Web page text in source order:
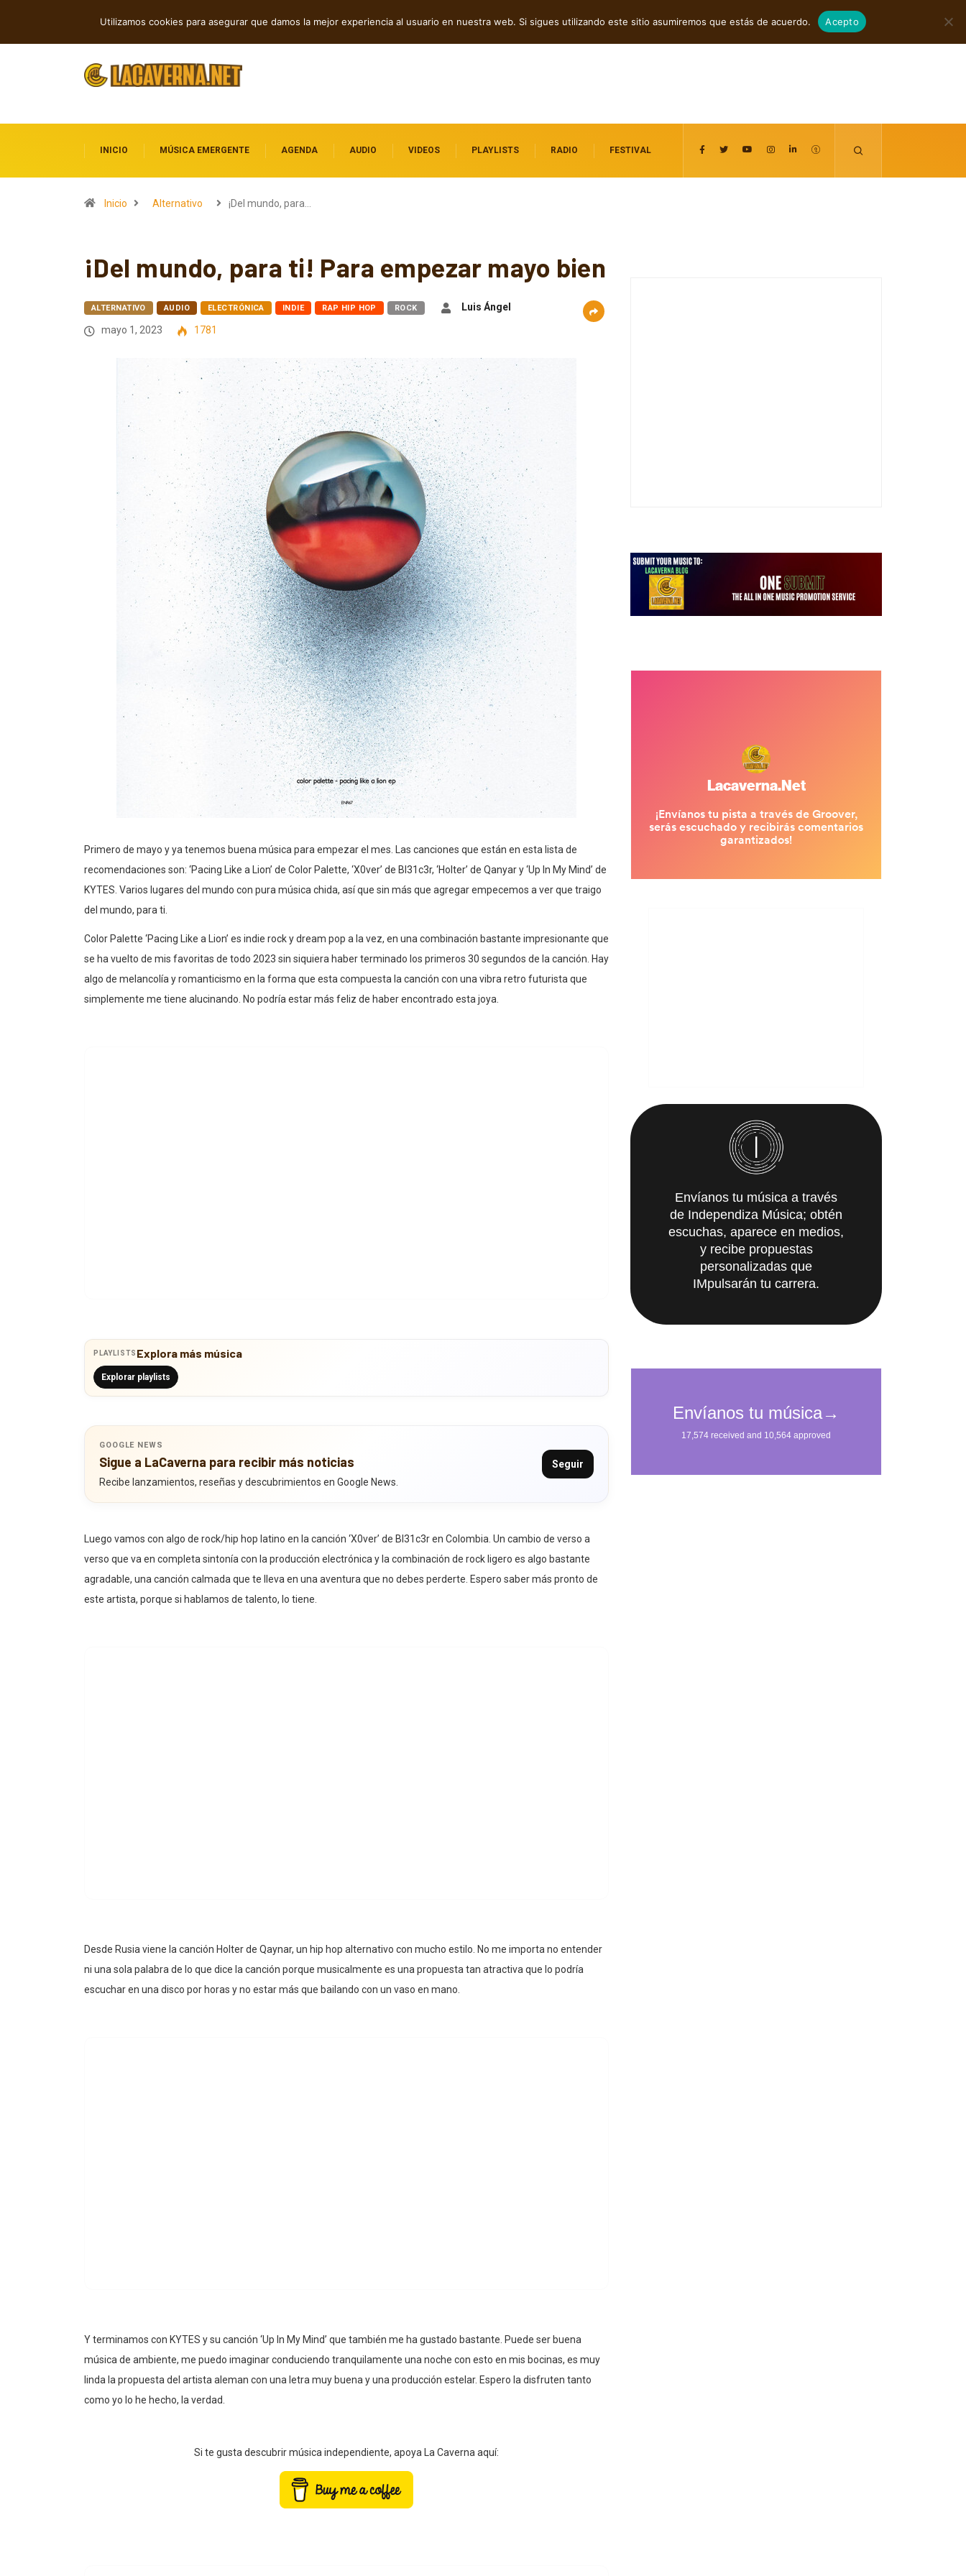
agosto 8, 2026
INICIO MÚSICA EMERGENTE AGENDA AUDIO VIDEOS PLAYLISTS RADIO FESTIVAL
Inicio Alternativo ¡Del mundo, para…
¡Del mundo, para ti! Para empezar mayo bien
ALTERNATIVO AUDIO ELECTRÓNICA INDIE RAP HIP HOP ROCK
Luis Ángel
mayo 1, 2023
1781
Primero de mayo y ya tenemos buena música para empezar el mes. Las canciones que están en esta lista de
recomendaciones son: ‘Pacing Like a Lion’ de Color Palette, ‘X0ver’ de Bl31c3r, ‘Holter’ de Qanyar y ‘Up In My Mind’ de
KYTES. Varios lugares del mundo con pura música chida, así que sin más que agregar empecemos a ver que traigo
del mundo, para ti.
Color Palette ‘Pacing Like a Lion’ es indie rock y dream pop a la vez, en una combinación bastante impresionante que
se ha vuelto de mis favoritas de todo 2023 sin siquiera haber terminado los primeros 30 segundos de la canción. Hay
algo de melancolía y romanticismo en la forma que esta compuesta la canción con una vibra retro futurista que
simplemente me tiene alucinando. No podría estar más feliz de haber encontrado esta joya.
PLAYLISTS Explora más música
Explorar playlists
GOOGLE NEWS
Sigue a LaCaverna para recibir más noticias
Recibe lanzamientos, reseñas y descubrimientos en Google News.
Seguir
Luego vamos con algo de rock/hip hop latino en la canción ‘X0ver’ de Bl31c3r en Colombia. Un cambio de verso a
verso que va en completa sintonía con la producción electrónica y la combinación de rock ligero es algo bastante
agradable, una canción calmada que te lleva en una aventura que no debes perderte. Espero saber más pronto de
este artista, porque si hablamos de talento, lo tiene.
Desde Rusia viene la canción Holter de Qaynar, un hip hop alternativo con mucho estilo. No me importa no entender
ni una sola palabra de lo que dice la canción porque musicalmente es una propuesta tan atractiva que lo podría
escuchar en una disco por horas y no estar más que bailando con un vaso en mano.
Y terminamos con KYTES y su canción ‘Up In My Mind’ que también me ha gustado bastante. Puede ser buena
música de ambiente, me puedo imaginar conduciendo tranquilamente una noche con esto en mis bocinas, es muy
linda la propuesta del artista aleman con una letra muy buena y una producción estelar. Espero la disfruten tanto
como yo lo he hecho, la verdad.
Si te gusta descubrir música independiente, apoya La Caverna aquí:
Envíanos tu música a través
de Independiza Música; obtén
escuchas, aparece en medios,
y recibe propuestas
personalizadas que
IMpulsarán tu carrera.
Utilizamos cookies para asegurar que damos la mejor experiencia al usuario en nuestra web. Si sigues utilizando este sitio asumiremos que estás de acuerdo. Acepto